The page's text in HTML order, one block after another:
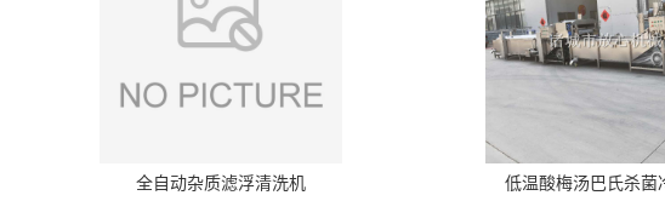
全自动杂质滤浮清洗机 低温酸梅汤巴氏杀菌